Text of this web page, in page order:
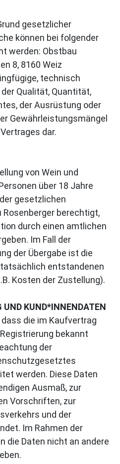
gesetzlicher
können bei folgender
werden: Obstbau
8, 8160 Weiz
technisch
Qualität, Quantität,
der Ausrüstung oder
Gewährleistungsmängel
dar.
von Wein und
über 18 Jahre
gesetzlichen
berechtigt,
durch einen amtlichen
Im Fall der
der Übergabe ist die
entstandenen
Kosten der Zustellung).
UND KUND*INNENDATEN
die im Kaufvertrag
bekannt
der
werden. Diese Daten
Ausmaß, zur
Vorschriften, zur
und der
Im Rahmen der
die Daten nicht an andere